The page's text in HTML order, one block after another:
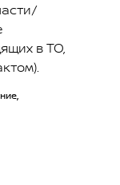
в ТО,